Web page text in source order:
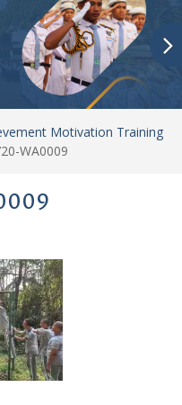
Motivation Training
WA0009